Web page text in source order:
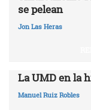
se pelean
Jon Las Heras
La UMD en la
Manuel Ruiz Robles